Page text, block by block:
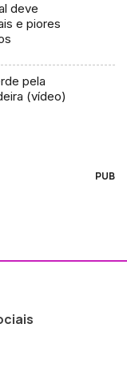
deve
e piores
pela
(vídeo)
PUB
ao